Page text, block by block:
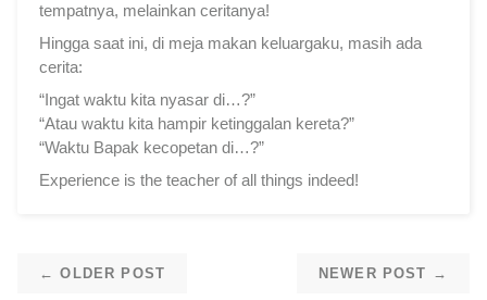
tempatnya, melainkan ceritanya!
Hingga saat ini, di meja makan keluargaku, masih ada
cerita:
“Ingat waktu kita nyasar di…?”
“Atau waktu kita hampir ketinggalan kereta?”
“Waktu Bapak kecopetan di…?”
Experience is the teacher of all things indeed!
← OLDER POST NEWER POST →